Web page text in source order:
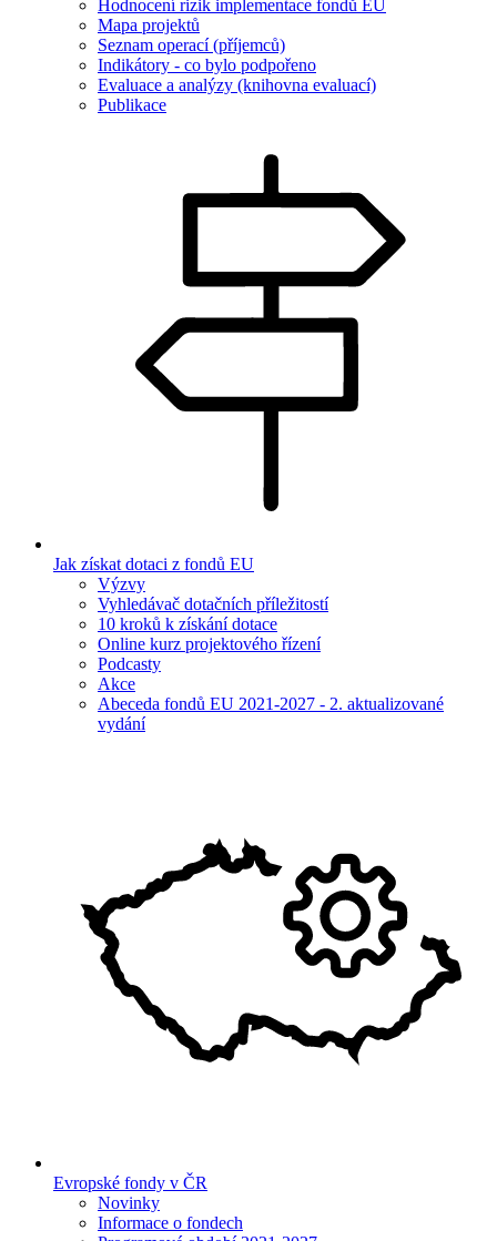
Hodnocení rizik implementace fondů EU
Mapa projektů
Seznam operací (příjemců)
Indikátory - co bylo podpořeno
Evaluace a analýzy (knihovna evaluací)
Publikace
Jak získat dotaci z fondů EU
Výzvy
Vyhledávač dotačních příležitostí
10 kroků k získání dotace
Online kurz projektového řízení
Podcasty
Akce
Abeceda fondů EU 2021-2027 - 2. aktualizované
vydání
Evropské fondy v ČR
Novinky
Informace o fondech